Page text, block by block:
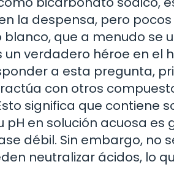
la despensa, pero
que a menudo se
verdadero héroe en el
a esta pregunta,
con otros
significa que contiene
pH en solución acuosa
débil. Sin embargo, no
neutralizar ácidos, lo